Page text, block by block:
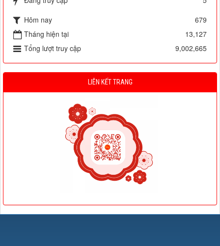
Hôm nay
679
Tháng hiện tại
13,127
Tổng lượt truy cập
9,002,665
LIÊN KẾT TRANG